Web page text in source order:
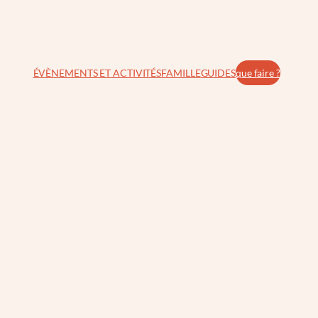
ÉVÈNEMENTS ET ACTIVITÉSFAMILLEGUIDESque faire ?